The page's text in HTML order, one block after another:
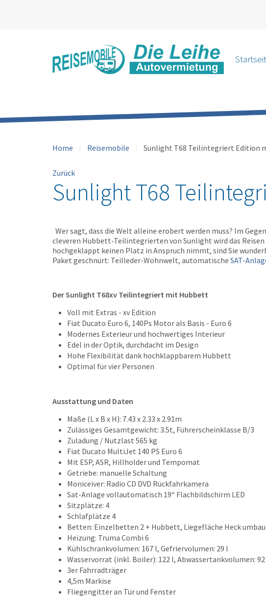
Home Reisemobile Sunlight T68 Teilintegriert Edition
Zurück
Sunlight T68
Wer sagt, dass die Welt alleine erobert werden muss? Im
cleveren Hubbett-Teilintegrierten von Sunlight wird das
hochgeklappt keinen Platz in Anspruch nimmt, sind Sie
Paket geschnürt: Teilleder-Wohnwelt, automatische SAT-
Der Sunlight T68xv Teilintegriert mit Hubbett
Voll mit Extras - xv Edition
Fiat Ducato Euro 6, 140Ps Motor als Basis - Euro 6
Modernes Exterieur und hochwertiges Interieur
Edel in der Optik, durchdacht im Design
Hohe Flexibilität dank hochklappbarem Hubbett
Optimal für vier Personen
Ausstattung und Daten
Maße (L x B x H): 7.43 x 2.33 x 2.91m
Zulässiges Gesamtgewicht: 3.5t, Führerscheinklasse B/3
Zuladung / Nutzlast 565 kg
Fiat Ducato MultiJet 140 PS Euro 6
Mit ESP, ASR, Hillholder und Tempomat
Getriebe: manuelle Schaltung
Moniceiver: Radio CD DVD Rückfahrkamera
Sat-Anlage vollautomatisch 19“ Flachbildschirm LED
Sitzplätze: 4
Schlafplätze 4
Betten: Einzelbetten 2 + Hubbett, Liegefläche Heck
Heizung: Truma Combi 6
Kühlschrankvolumen: 167 l, Gefriervolumen: 29 l
Wasservorrat (inkl. Boiler): 122 l, Abwassertankvolumen:
3er Fahrradträger
4,5m Markise
Fliegengitter an Tür und Fenster